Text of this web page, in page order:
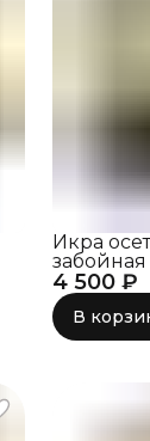
4 500 ₽
Икра
В